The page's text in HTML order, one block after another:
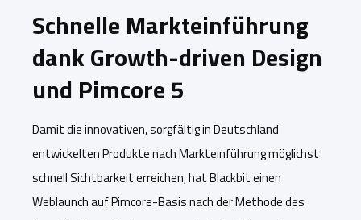
Schnelle Markteinführung
dank Growth-driven Design
und Pimcore 5
Damit die innovativen, sorgfältig in Deutschland
entwickelten Produkte nach Markteinführung möglichst
schnell Sichtbarkeit erreichen, hat Blackbit einen
Weblaunch auf Pimcore-Basis nach der Methode des